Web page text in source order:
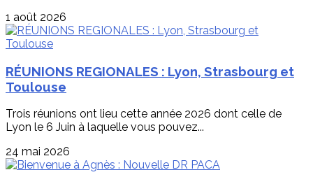
1 août 2026
RÉUNIONS REGIONALES : Lyon, Strasbourg et
Toulouse
Trois réunions ont lieu cette année 2026 dont celle de
Lyon le 6 Juin à laquelle vous pouvez...
24 mai 2026